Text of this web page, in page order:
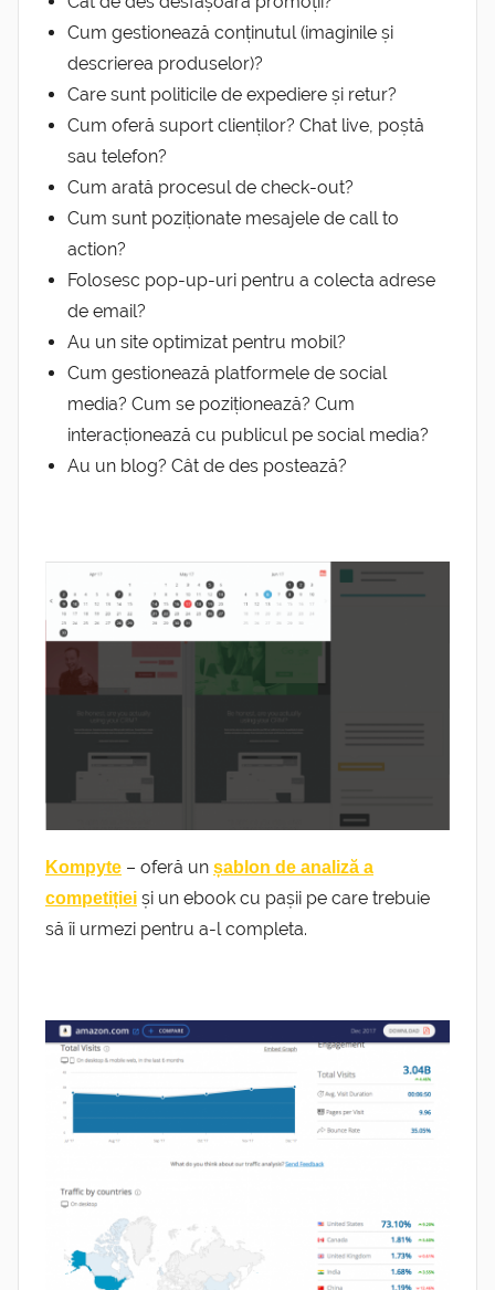
Cum gestionează conținutul (imaginile și
descrierea produselor)?
Care sunt politicile de expediere și retur?
Cum oferă suport clienților? Chat live, poștă
sau telefon?
Cum arată procesul de check-out?
Cum sunt poziționate mesajele de call to
action?
Folosesc pop-up-uri pentru a colecta adrese
de email?
Au un site optimizat pentru mobil?
Cum gestionează platformele de social
media? Cum se poziționează? Cum
interacționează cu publicul pe social media?
Au un blog? Cât de des postează?
Kompyte – oferă un șablon de analiză a
competiției și un ebook cu pașii pe care trebuie
să îi urmezi pentru a-l completa.